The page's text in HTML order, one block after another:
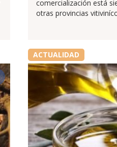
comercialización está
otras provincias
ACTUALIDAD